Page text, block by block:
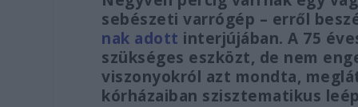
sebészeti varrógép – erről
nak adott interjújában. A 75
szükséges eszközt, de nem
viszonyokról azt mondta,
kórházaiban szisztematikus